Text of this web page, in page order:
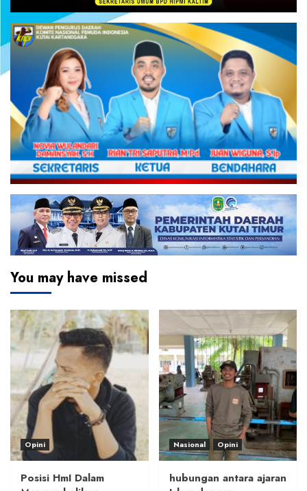
You may have missed
Opini
Posisi HmI Dalam
Nasional Opini
hubungan antara ajaran